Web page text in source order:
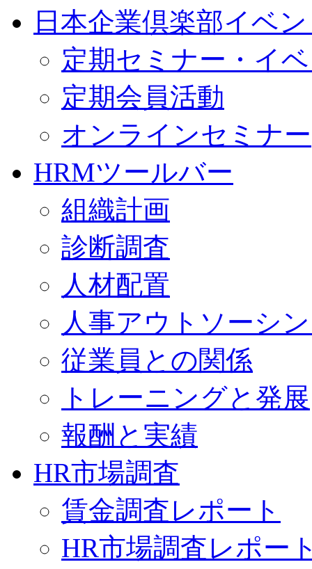
日本企業倶楽部イベ
定期セミナー・イ
定期会員活動
オンラインセミナー
HRMツールバー
組織計画
診断調査
人材配置
人事アウトソーシ
従業員との関係
トレーニングと発展
報酬と実績
HR市場調査
賃金調査レポート
HR市場調査レポー